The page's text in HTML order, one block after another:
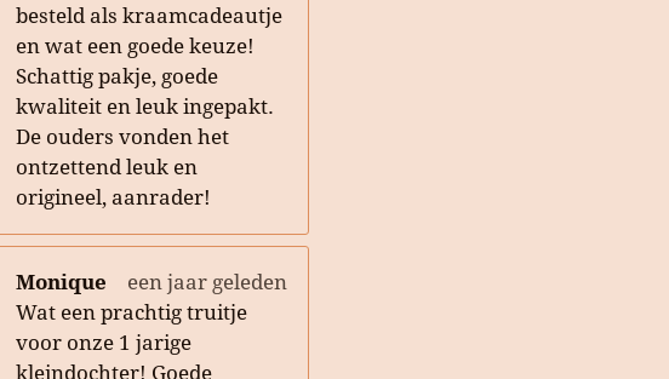
besteld als kraamcadeautje
en wat een goede keuze!
Schattig pakje, goede
kwaliteit en leuk ingepakt.
De ouders vonden het
ontzettend leuk en
origineel, aanrader!
Monique
een jaar geleden
Wat een prachtig truitje
voor onze 1 jarige
kleindochter! Goede